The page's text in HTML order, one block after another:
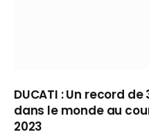
DUCATI : Un record
dans le monde au
2023